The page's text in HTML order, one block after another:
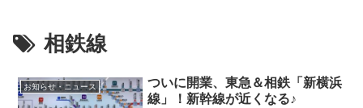
相鉄線
お知らせ・ニュース
ついに開業、東急＆相鉄「新横浜
線」！新幹線が近くなる♪